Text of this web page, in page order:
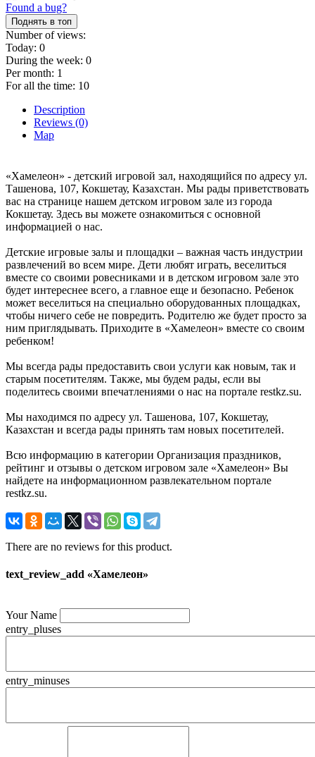
Found a bug?
Поднять в топ
Number of views:
Today: 0
During the week: 0
Per month: 1
For all the time: 10
Description
Reviews (0)
Map
«Хамелеон» - детский игровой зал, находящийся по адресу ул.
Ташенова, 107, Кокшетау, Казахстан. Мы рады приветствовать
вас на странице нашем детском игровом зале из города
Кокшетау. Здесь вы можете ознакомиться с основной
информацией о нас.
Детские игровые залы и площадки – важная часть индустрии
развлечений во всем мире. Дети любят играть, веселиться
вместе со своими ровесниками и в детском игровом зале это
будет интереснее всего, а главное еще и безопасно. Ребенок
может веселиться на специально оборудованных площадках,
чтобы ничего себе не повредить. Родителю же будет просто за
ним приглядывать. Приходите в «Хамелеон» вместе со своим
ребенком!
Мы всегда рады предоставить свои услуги как новым, так и
старым посетителям. Также, мы будем рады, если вы
поделитесь своими впечатлениями о нас на портале restkz.su.
Мы находимся по адресу ул. Ташенова, 107, Кокшетау,
Казахстан и всегда рады принять там новых посетителей.
Всю информацию в категории Организация праздников,
рейтинг и отзывы о детском игровом зале «Хамелеон» Вы
найдете на информационном развлекательном портале
restkz.su.
There are no reviews for this product.
text_review_add «Хамелеон»
Your Name
entry_pluses
entry_minuses